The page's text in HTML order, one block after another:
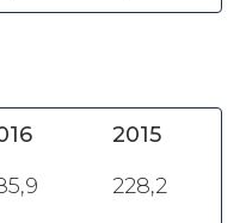
2015
228,2